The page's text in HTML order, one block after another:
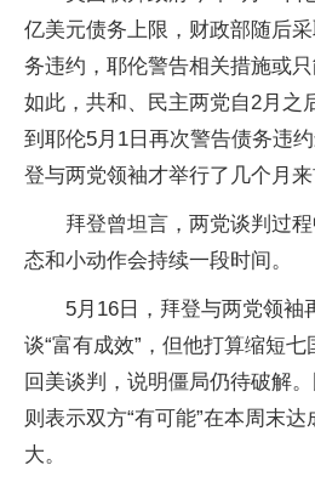
亿美元债务上限，财政部随后
务违约，耶伦警告相关措施或
如此，共和、民主两党自2月之
到耶伦5月1日再次警告债务违
登与两党领袖才举行了几个月来
拜登曾坦言，两党谈判过
态和小动作会持续一段时间。
5月16日，拜登与两党领袖
谈“富有成效”，但他打算缩短
回美谈判，说明僵局仍待破解
则表示双方“有可能”在本周末
大。